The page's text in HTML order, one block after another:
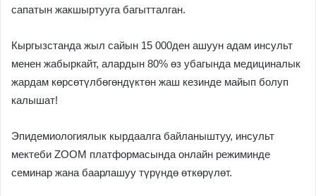
сапатын жакшыртууга багытталган.
Кыргызстанда жыл сайын 15 000ден ашуун адам инсульт
менен жабыркайт, алардын 80% өз убагында медициналык
жардам көрсөтүлбөгөндүктөн жаш кезинде майып болуп
калышат!
Эпидемиологиялык кырдаалга байланыштуу, инсульт
мектеби ZOOM платформасында онлайн режиминде
семинар жана баарлашуу түрүндө өткөрүлөт.